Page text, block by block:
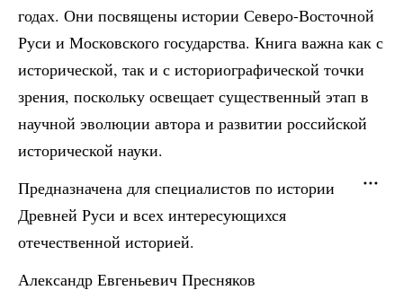
годах. Они посвящены истории Северо-Восточной
Руси и Московского государства. Книга важна как с
исторической, так и с историографической точки
зрения, поскольку освещает существенный этап в
научной эволюции автора и развитии российской
исторической науки.
Предназначена для специалистов по истории
Древней Руси и всех интересующихся
отечественной историей.
Александр Евгеньевич Пресняков